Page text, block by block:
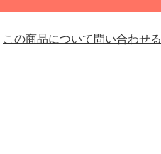
この商品について問い合わせる